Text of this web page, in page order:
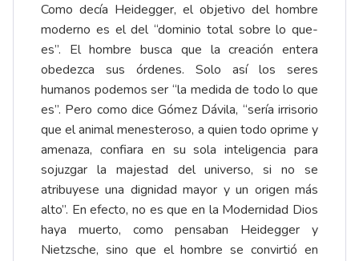
Como decía Heidegger, el objetivo del hombre
moderno es el del “dominio total sobre lo que-
es”. El hombre busca que la creación entera
obedezca sus órdenes. Solo así los seres
humanos podemos ser “la medida de todo lo que
es”. Pero como dice Gómez Dávila, “sería irrisorio
que el animal menesteroso, a quien todo oprime y
amenaza, confiara en su sola inteligencia para
sojuzgar la majestad del universo, si no se
atribuyese una dignidad mayor y un origen más
alto”. En efecto, no es que en la Modernidad Dios
haya muerto, como pensaban Heidegger y
Nietzsche, sino que el hombre se convirtió en